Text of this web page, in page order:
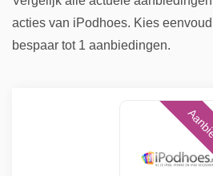
acties van iPodhoes. Kies
bespaar tot 1 aanbiedingen.